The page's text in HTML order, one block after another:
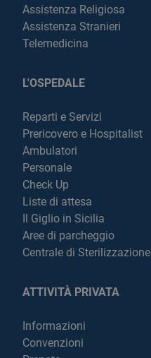
Assistenza Religiosa
Assistenza Stranieri
Telemedicina
L'OSPEDALE
Reparti e Servizi
Prericovero e Hospitalist
Ambulatori
Personale
Check Up
Liste di attesa
Il Giglio in Sicilia
Aree di parcheggio
Centrale di Sterilizzazione
ATTIVITÀ PRIVATA
Informazioni
Convenzioni